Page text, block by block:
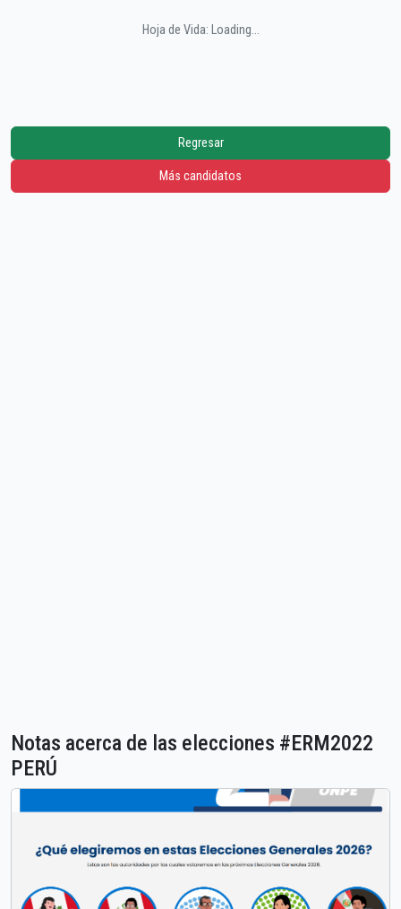
Hoja de Vida: Loading...
Regresar
Más candidatos
Notas acerca de las elecciones #ERM2022
PERÚ